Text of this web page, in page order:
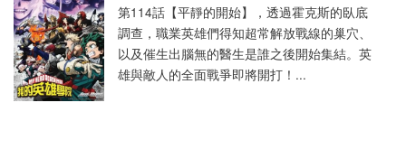
第114話【平靜的開始】，透過霍克斯的臥底
調查，職業英雄們得知超常解放戰線的巢穴、
以及催生出腦無的醫生是誰之後開始集結。英
雄與敵人的全面戰爭即將開打！...